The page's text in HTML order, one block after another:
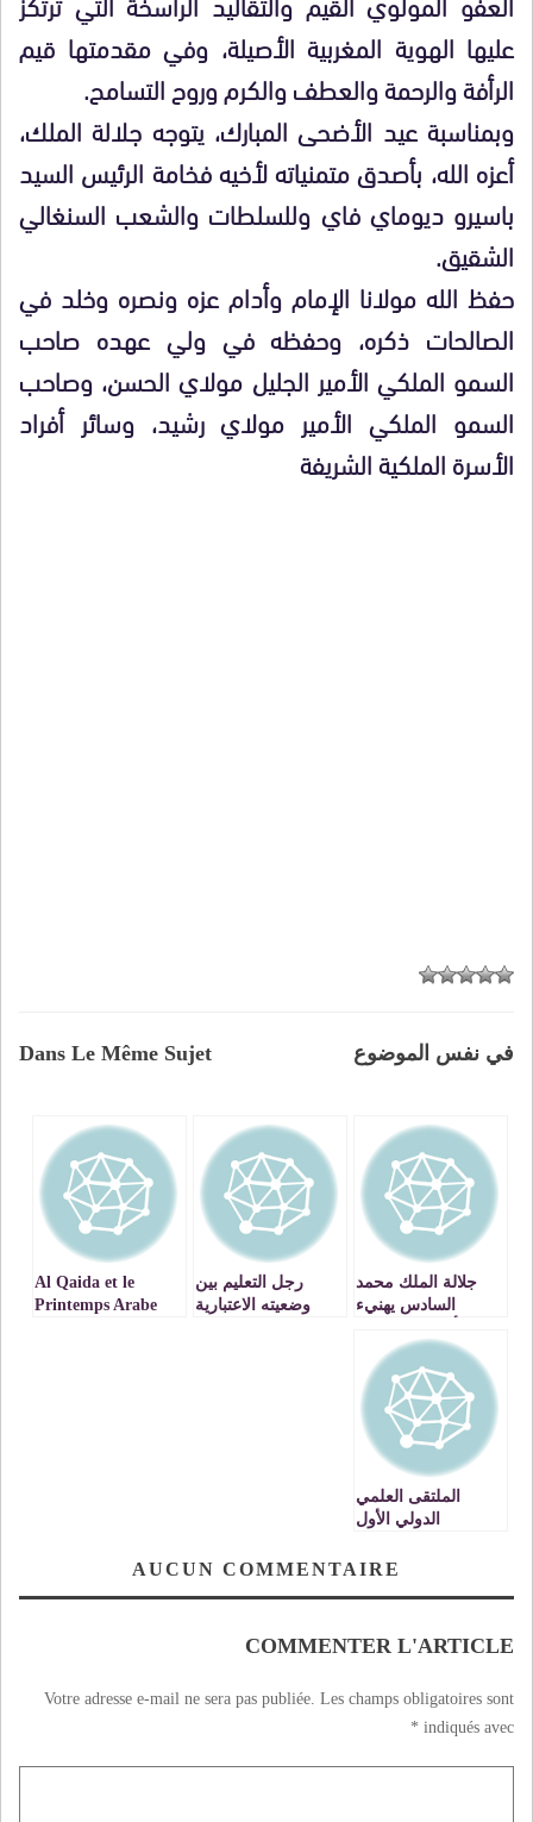
عليها الهوية المغربية الأصيلة، وفي مقدمتها قيم
الرأفة والرحمة والعطف والكرم وروح التسامح.
وبمناسبة عيد الأضحى المبارك، يتوجه جلالة الملك،
أعزه الله، بأصدق متمنياته لأخيه فخامة الرئيس السيد
باسيرو ديوماي فاي وللسلطات والشعب السنغالي
الشقيق.
حفظ الله مولانا الإمام وأدام عزه ونصره وخلد في
الصالحات ذكره، وحفظه في ولي عهده صاحب
السمو الملكي الأمير الجليل مولاي الحسن، وصاحب
السمو الملكي الأمير مولاي رشيد، وسائر أفراد
الأسرة الملكية الشريفة
Dans Le Même Sujet في نفس الموضوع
جلالة الملك محمد
السادس يهنيء
الوطني المغربي
لكرة القدم الفائز
ببطولة كأس العرب
بقطر 2025
رجل التعليم بين
وضعيته الاعتبارية
Al Qaida et le
Printemps Arabe
الملتقى العلمي
الدولي الأول
بوجدة
AUCUN COMMENTAIRE
COMMENTER L'ARTICLE
Votre adresse e-mail ne sera pas publiée. Les champs obligatoires sont
indiqués avec
*